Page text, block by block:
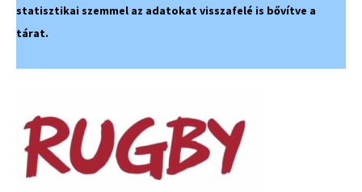
statisztikai szemmel az adatokat visszafelé is bővítve a
tárat.